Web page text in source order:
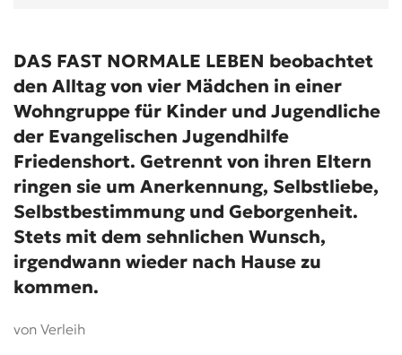
DAS FAST NORMALE LEBEN beobachtet
den Alltag von vier Mädchen in einer
Wohngruppe für Kinder und Jugendliche
der Evangelischen Jugendhilfe
Friedenshort. Getrennt von ihren Eltern
ringen sie um Anerkennung, Selbstliebe,
Selbstbestimmung und Geborgenheit.
Stets mit dem sehnlichen Wunsch,
irgendwann wieder nach Hause zu
kommen.
von Verleih